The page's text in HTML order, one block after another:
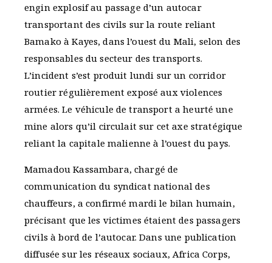
engin explosif au passage d’un autocar
transportant des civils sur la route reliant
Bamako à Kayes, dans l’ouest du Mali, selon des
responsables du secteur des transports.
L’incident s’est produit lundi sur un corridor
routier régulièrement exposé aux violences
armées. Le véhicule de transport a heurté une
mine alors qu’il circulait sur cet axe stratégique
reliant la capitale malienne à l’ouest du pays.
Mamadou Kassambara, chargé de
communication du syndicat national des
chauffeurs, a confirmé mardi le bilan humain,
précisant que les victimes étaient des passagers
civils à bord de l’autocar. Dans une publication
diffusée sur les réseaux sociaux, Africa Corps,